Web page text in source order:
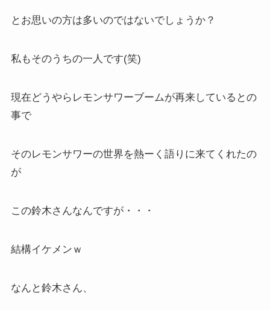
とお思いの方は多いのではないでしょうか？
私もそのうちの一人です(笑)
現在どうやらレモンサワーブームが再来しているとの
事で
そのレモンサワーの世界を熱ーく語りに来てくれたの
が
この鈴木さんなんですが・・・
結構イケメンｗ
なんと鈴木さん、